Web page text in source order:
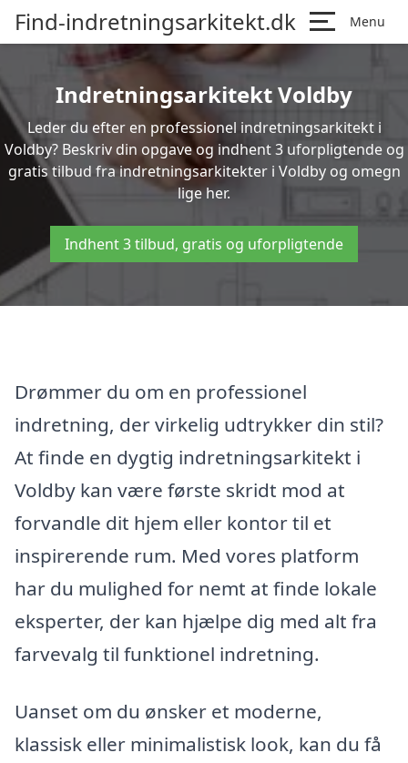
Find-indretningsarkitekt.dk Menu
Indretningsarkitekt Voldby
Leder du efter en professionel indretningsarkitekt i
Voldby? Beskriv din opgave og indhent 3 uforpligtende og
gratis tilbud fra indretningsarkitekter i Voldby og omegn
lige her.
Indhent 3 tilbud, gratis og uforpligtende
Drømmer du om en professionel
indretning, der virkelig udtrykker din stil?
At finde en dygtig indretningsarkitekt i
Voldby kan være første skridt mod at
forvandle dit hjem eller kontor til et
inspirerende rum. Med vores platform
har du mulighed for nemt at finde lokale
eksperter, der kan hjælpe dig med alt fra
farvevalg til funktionel indretning.
Uanset om du ønsker et moderne,
klassisk eller minimalistisk look, kan du få